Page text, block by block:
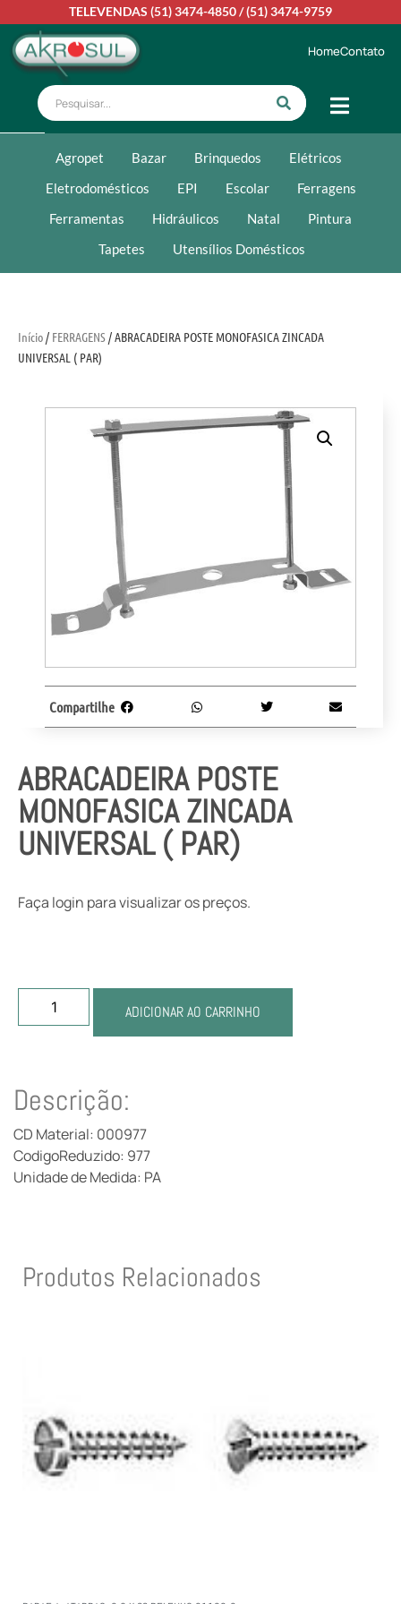
TELEVENDAS (51) 3474-4850/(51) 3474-9759
HomeContato
Agropet Bazar Brinquedos
Elétricos
Eletrodomésticos
EPI Escolar
Ferragens
Ferramentas
Hidráulicos Natal
Pintura
Tapetes
Utensílios Domésticos
Início/ FERRAGENS/ ABRACADEIRA POSTE MONOFASICA ZINCADA
UNIVERSAL ( PAR)
ABRACADEIRA POSTE
MONOFASICA ZINCADA
UNIVERSAL ( PAR)
Faça login para visualizar os preços.
ADICIONAR AO CARRINHO
Compartilhe
Descrição:
CD Material: 000977
CodigoReduzido: 977
Unidade de Medida: PA
Produtos Relacionados